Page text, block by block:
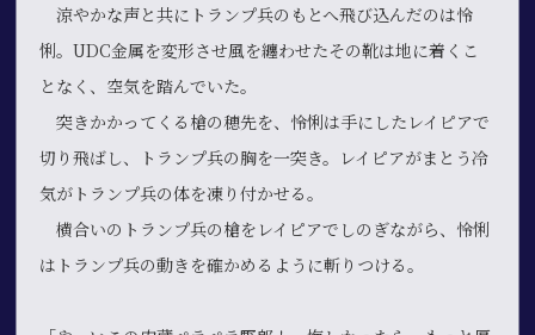
涼やかな声と共にトランプ兵のもとへ飛び込んだのは怜
悧。UDC金属を変形させ風を纏わせたその靴は地に着くこ
となく、空気を踏んでいた。
突きかかってくる槍の穂先を、怜悧は手にしたレイピアで
切り飛ばし、トランプ兵の胸を一突き。レイピアがまとう冷
気がトランプ兵の体を凍り付かせる。
横合いのトランプ兵の槍をレイピアでしのぎながら、怜悧
はトランプ兵の動きを確かめるように斬りつける。